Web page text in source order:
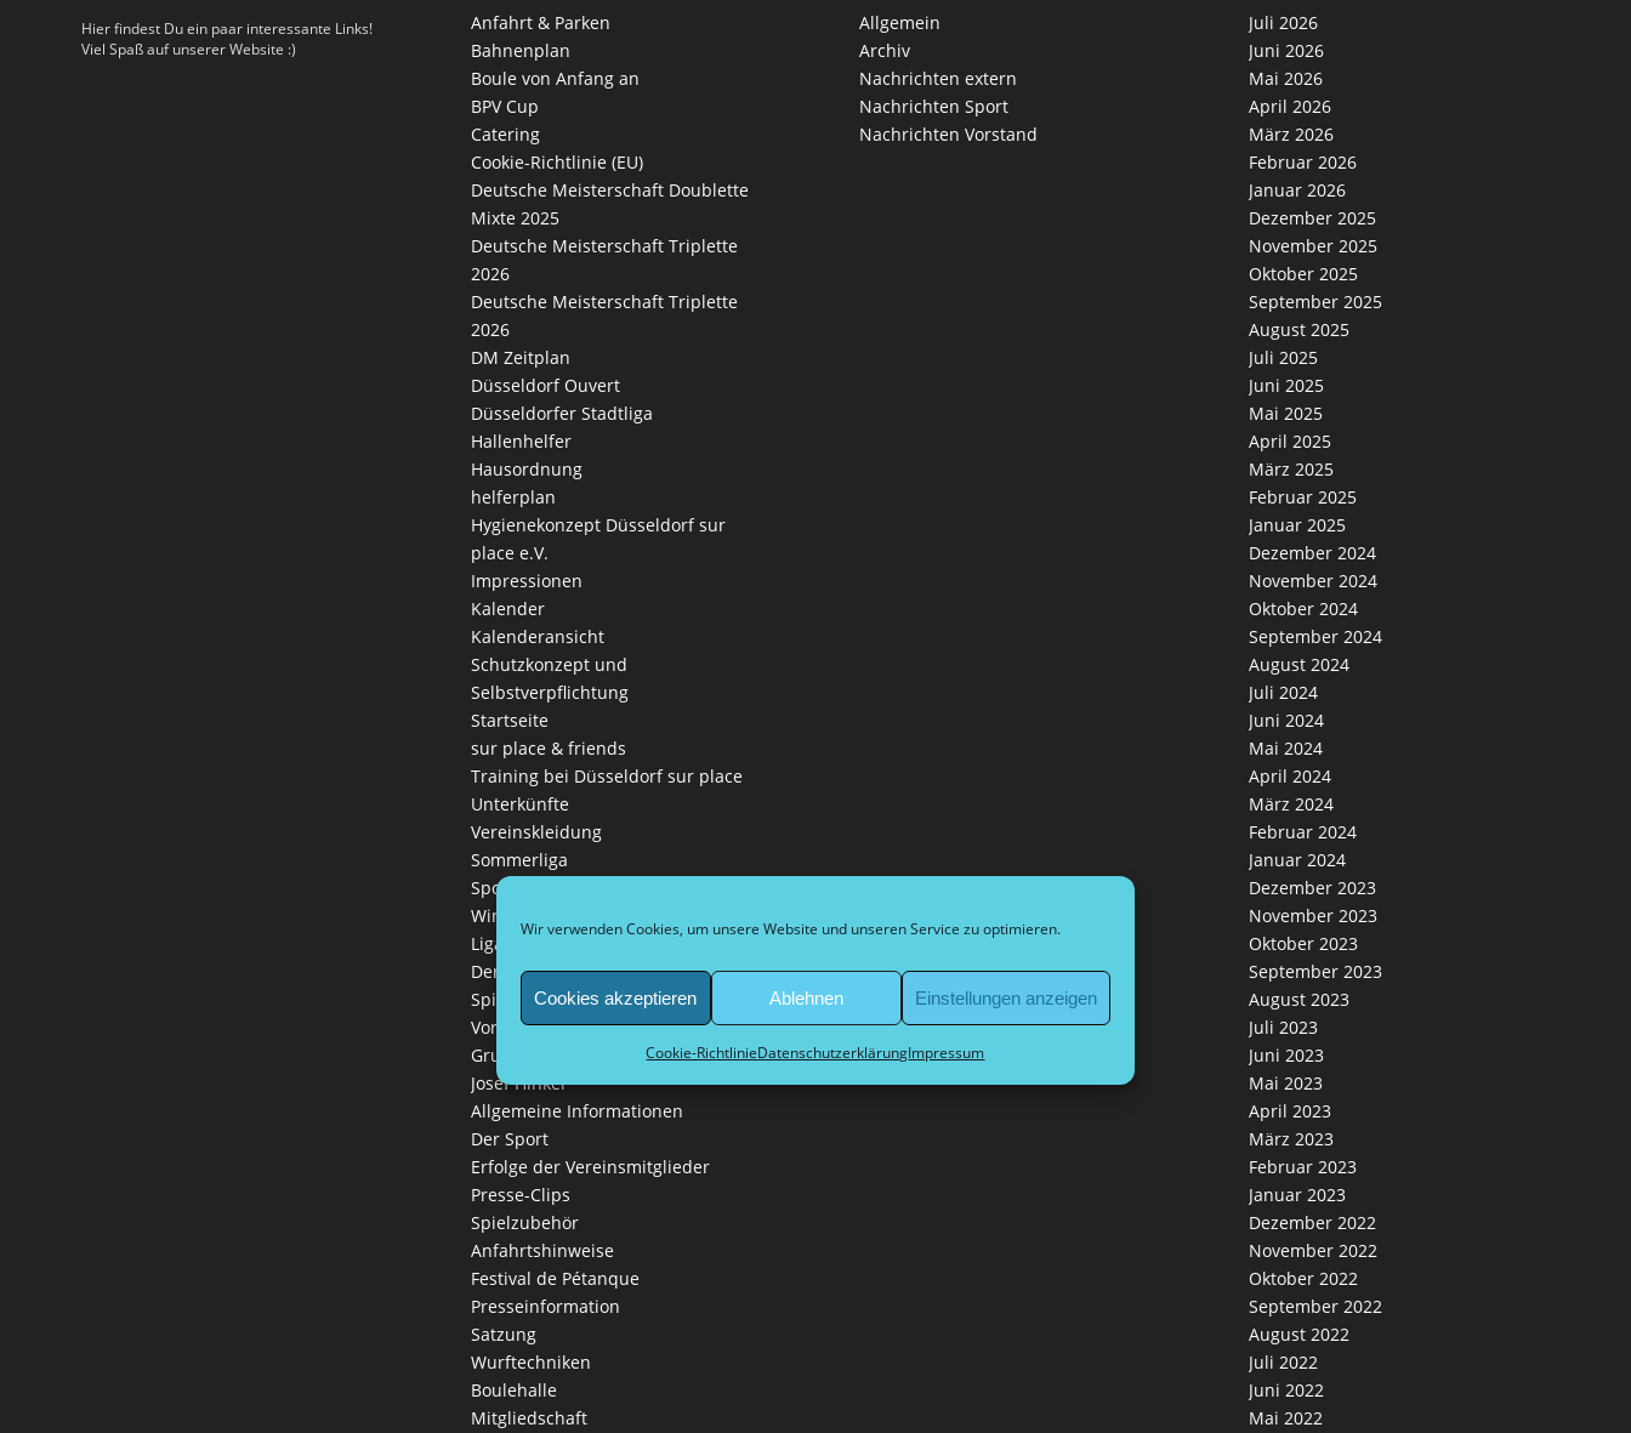
Wir verwenden Cookies, um unsere Website und unseren Service zu optimieren.
Cookies akzeptieren Ablehnen Einstellungen anzeigen
Cookie-RichtlinieDatenschutzerklärungImpressum
Hier findest Du ein paar interessante Links!
Viel Spaß auf unserer Website :)
Anfahrt & Parken
Bahnenplan
Boule von Anfang an
BPV Cup
Catering
Cookie-Richtlinie (EU)
Deutsche Meisterschaft Doublette
Mixte 2025
Deutsche Meisterschaft Triplette
2026
Deutsche Meisterschaft Triplette
2026
DM Zeitplan
Düsseldorf Ouvert
Düsseldorfer Stadtliga
Hallenhelfer
Hausordnung
helferplan
Hygienekonzept Düsseldorf sur
place e.V.
Impressionen
Kalender
Kalenderansicht
Schutzkonzept und
Selbstverpflichtung
Startseite
sur place & friends
Training bei Düsseldorf sur place
Unterkünfte
Vereinskleidung
Sommerliga
Sportliches Leitbild
Winterliga
Ligamannschaften
Der Verein
Spielregeln
Vorstand
Grußwort Schirmherr Bürgermeister
Josef Hinkel
Allgemeine Informationen
Der Sport
Erfolge der Vereinsmitglieder
Presse-Clips
Spielzubehör
Anfahrtshinweise
Festival de Pétanque
Presseinformation
Satzung
Wurftechniken
Boulehalle
Mitgliedschaft
Allgemein
Archiv
Nachrichten extern
Nachrichten Sport
Nachrichten Vorstand
Juli 2026
Juni 2026
Mai 2026
April 2026
März 2026
Februar 2026
Januar 2026
Dezember 2025
November 2025
Oktober 2025
September 2025
August 2025
Juli 2025
Juni 2025
Mai 2025
April 2025
März 2025
Februar 2025
Januar 2025
Dezember 2024
November 2024
Oktober 2024
September 2024
August 2024
Juli 2024
Juni 2024
Mai 2024
April 2024
März 2024
Februar 2024
Januar 2024
Dezember 2023
November 2023
Oktober 2023
September 2023
August 2023
Juli 2023
Juni 2023
Mai 2023
April 2023
März 2023
Februar 2023
Januar 2023
Dezember 2022
November 2022
Oktober 2022
September 2022
August 2022
Juli 2022
Juni 2022
Mai 2022